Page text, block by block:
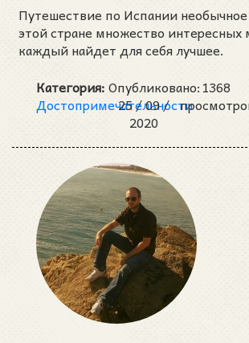
Путешествие по Испании
этой стране множество интересных
каждый найдет для себя лучшее.
Категория:
Достопримечательности
Опубликовано:
25 /09 /
2020
1368